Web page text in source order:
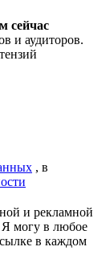
сейчас
и аудиторов.
, в
и рекламной
могу в любое
в каждом